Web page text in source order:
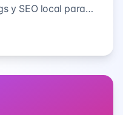
y SEO local para